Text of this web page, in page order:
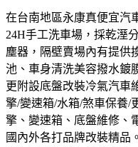
在台南地區永康真便宜汽
24H手工洗車場，採乾溼
塵器，隔壁賣場內有提供
池、車身清洗美容撥水鍍
更附設底盤改裝冷氣汽車
擎/變速箱/水箱/煞車保養/
擎、變速箱、底盤維修、
國內外各打品牌改裝精品。